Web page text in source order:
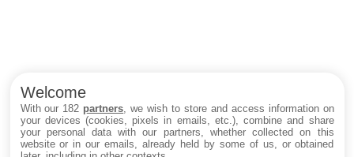
Welcome
With our 182 partners , we wish to store and access information on
your devices (cookies, pixels in emails, etc.), combine and share
your personal data with our partners, whether collected on this
website or in our emails, already held by some of us, or obtained